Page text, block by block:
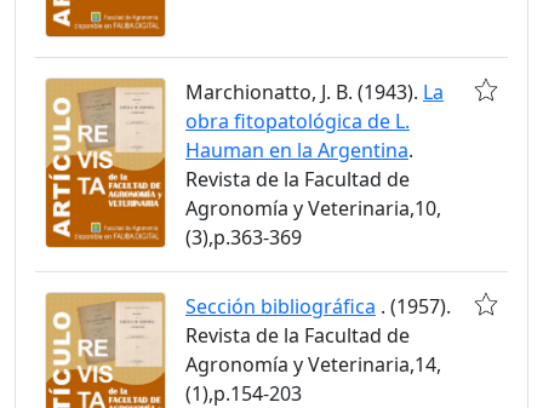
Marchionatto, J. B. (1943). La
obra fitopatológica de L.
Hauman en la Argentina.
Revista de la Facultad de
Agronomía y Veterinaria,10,
(3),p.363-369
Sección bibliográfica . (1957).
Revista de la Facultad de
Agronomía y Veterinaria,14,
(1),p.154-203